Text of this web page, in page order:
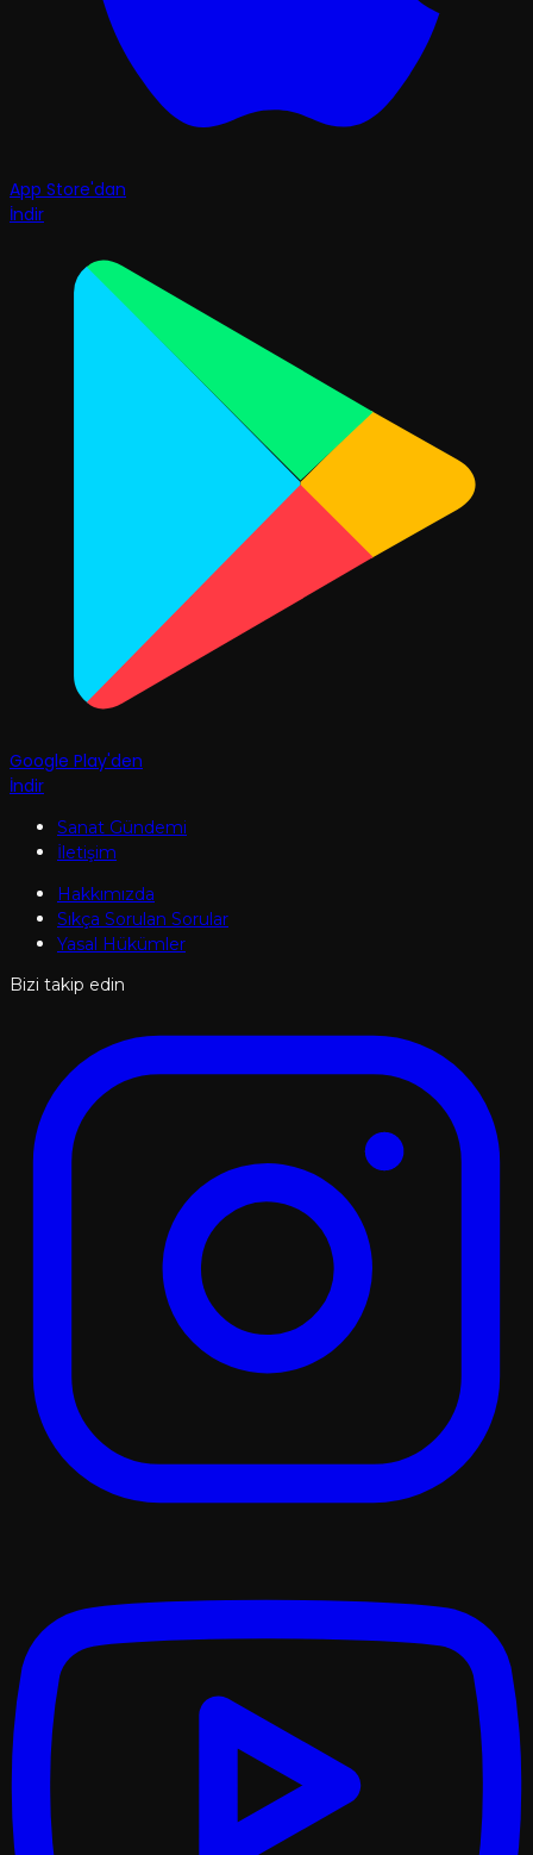
App Store'dan
İndir
Google Play'den
İndir
Sanat Gündemi
İletişim
Hakkımızda
Sıkça Sorulan Sorular
Yasal Hükümler
Bizi takip edin